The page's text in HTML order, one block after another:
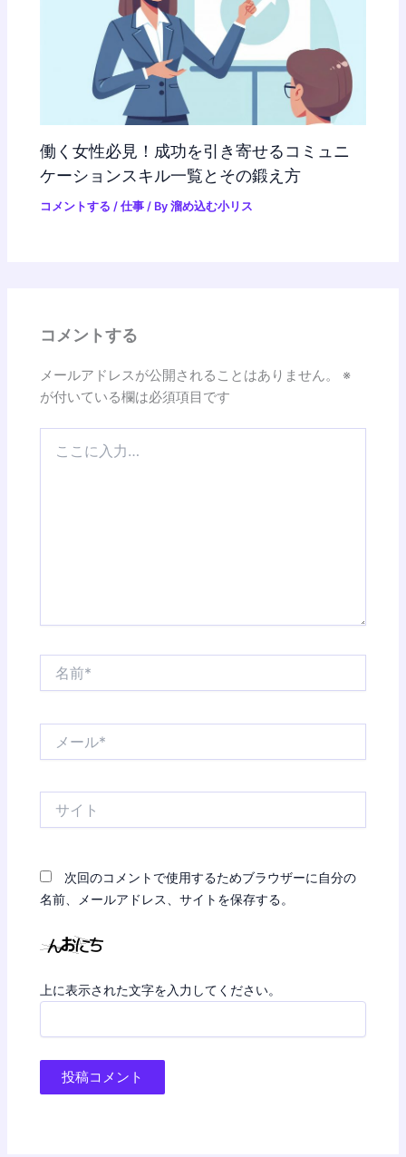
働く女性必見！成功を引き寄せるコミュニ
ケーションスキル一覧とその鍛え方
コメントする /仕事 / By溜め込む小リス
コメントする
メールアドレスが公開されることはありません。
※
が付いている欄は必須項目です
次回のコメントで使用するためブラウザーに自分の
名前、メールアドレス、サイトを保存する。
上に表示された文字を入力してください。